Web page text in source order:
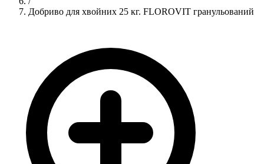
Добриво для хвойних 25 кг. FLOROVIT гранульований